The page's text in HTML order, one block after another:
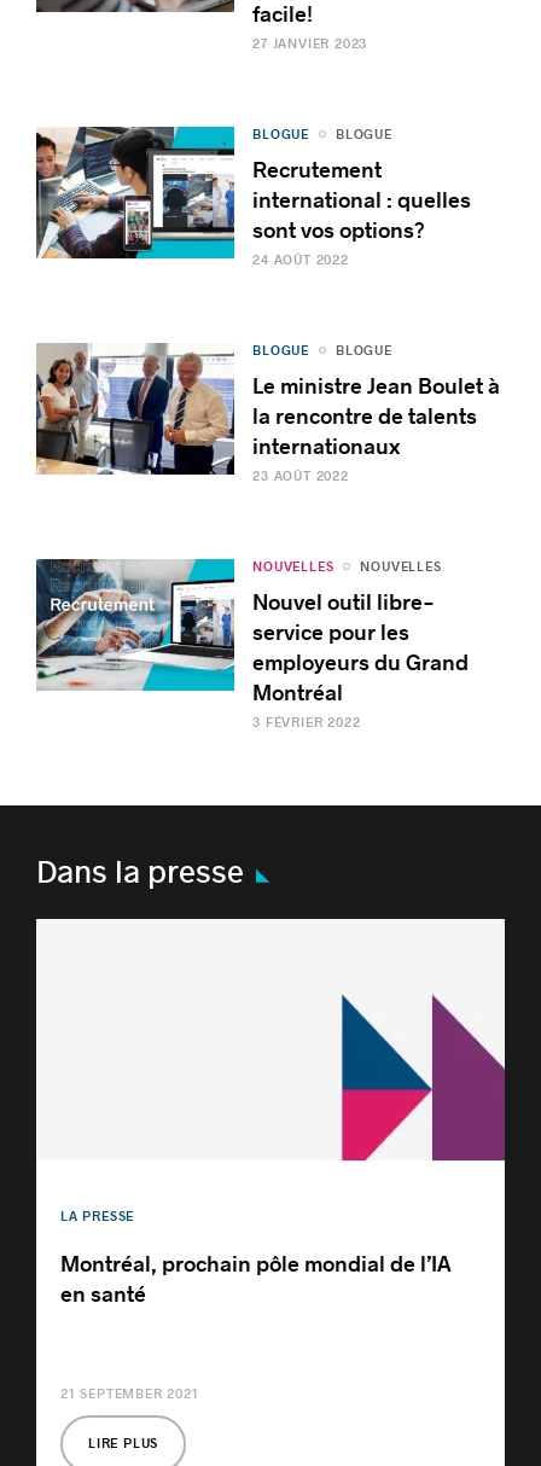
facile!
27 JANVIER 2023
BLOGUE BLOGUE
Recrutement
international : quelles
sont vos options?
24 AOÛT 2022
BLOGUE BLOGUE
Le ministre Jean Boulet à
la rencontre de talents
internationaux
23 AOÛT 2022
NOUVELLES NOUVELLES
Nouvel outil libre-
service pour les
employeurs du Grand
Montréal
3 FÉVRIER 2022
Dans la presse
LA PRESSE
Montréal, prochain pôle mondial de l’IA
en santé
LIRE PLUS
21 SEPTEMBER 2021